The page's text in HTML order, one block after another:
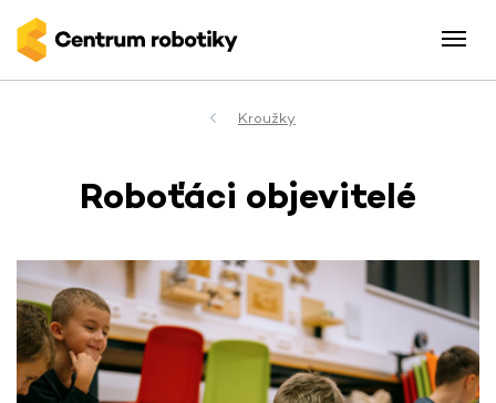
Kroužky
Roboťáci objevitelé